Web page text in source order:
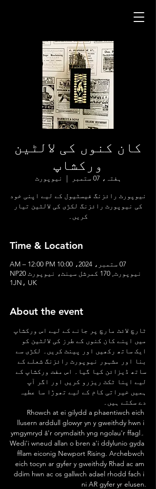
کان کنوں کی لالٹین
ورکشاپ
ہفتہ، 07 ستمبر
  |
نیوپورٹ
نیوپورٹ رائزنگ فیسٹیول کے لیے اپنی خود
کی نیوپورٹ رائزنگ لکڑی کی لالٹین تیار
کریں۔
Time & Location
07 ستمبر، 2024، 10:00 AM – 12:00 PM
نیوپورٹ, 170 کمرشل سینٹ، نیوپورٹ NP20
1JN، UK
About the event
ٹارچ لائٹ مارچ پر جانے کے لیے اس ورکشاپ
میں اپنے کان کنوں کے طرز کی لالٹین کو
ایک ساتھ رکھیں اور پینٹ کریں۔ لکڑی سے
بنا اور مشہور نیوپورٹ رائزنگ شعلے کے
ساتھ ڈیزائن کیا گیا۔ اس مفت ورکشاپ کے
لیے اپنا ٹکٹ ریزرو کریں اور اگر آپ
ہمیں خیراتی کام کے لیے تھوڑا سا عطیہ
دے سکتے ہیں۔
llusern arddull glowyr yn y gweithdy hwn i
ymgymryd â'r orymdaith yng ngolau'r ffagl۔
Wedi'i wneud allan o bren a'i ddylunio gyda
fflam eiconig Newport Rising. Archebwch
eich tocyn ar gyfer y gweithdy Rhad ac am
ddim hwn ac os gallwch adael rhodd fach i
ni AR gyfer yr elusen.